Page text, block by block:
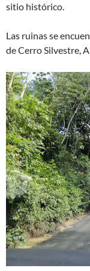
sitio histórico.
Las ruinas se
de Cerro Silvestre,